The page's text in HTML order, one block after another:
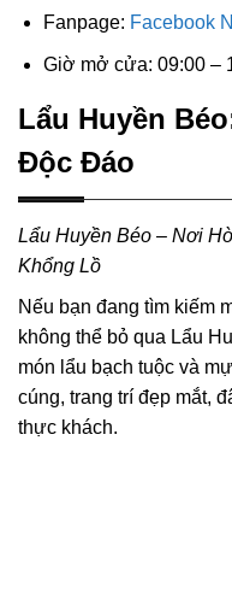
Fanpage: Facebook
Giờ mở cửa: 09:00 –
Lẩu Huyền
Độc Đáo
Lẩu Huyền Béo – Nơi
Khổng Lồ
Nếu bạn đang tìm kiếm
không thể bỏ qua Lẩu
món lẩu bạch tuộc và
cúng, trang trí đẹp mắt,
thực khách.